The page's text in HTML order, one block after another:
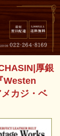
厚銀
Westen
カジ・ベ